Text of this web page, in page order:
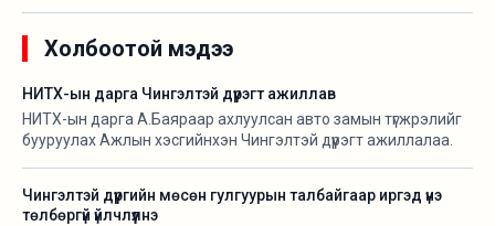
Холбоотой мэдээ
НИТХ-ын дарга Чингэлтэй дүүрэгт ажиллав
НИТХ-ын дарга А.Баяраар ахлуулсан авто замын түгжрэлийг
бууруулах Ажлын хэсгийнхэн Чингэлтэй дүүрэгт ажиллалаа.
Чингэлтэй дүүргийн мөсөн гулгуурын талбайгаар иргэд үнэ
төлбөргүй үйлчлүүлнэ